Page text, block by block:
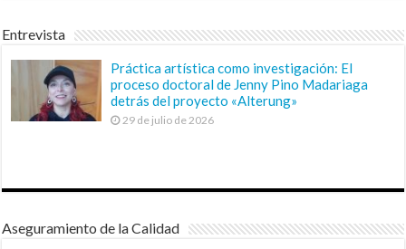
Entrevista
Práctica artística como investigación: El
proceso doctoral de Jenny Pino Madariaga
detrás del proyecto «Alterung»
29 de julio de 2026
Aseguramiento de la Calidad